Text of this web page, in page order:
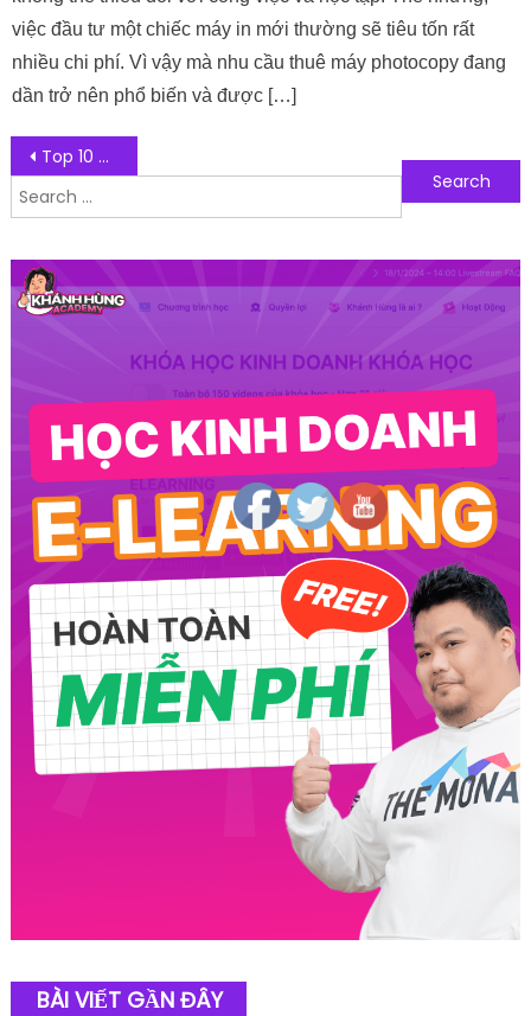
việc đầu tư một chiếc máy in mới thường sẽ tiêu tốn rất
nhiều chi phí. Vì vậy mà nhu cầu thuê máy photocopy đang
dần trở nên phổ biến và được […]
Post navigation
Top 10 đơn vị dịch vụ phòng Marketing thuê ngoài hiệu quả nhất TPHCM 2023
Search for:
BÀI VIẾT GẦN ĐÂY
Follow